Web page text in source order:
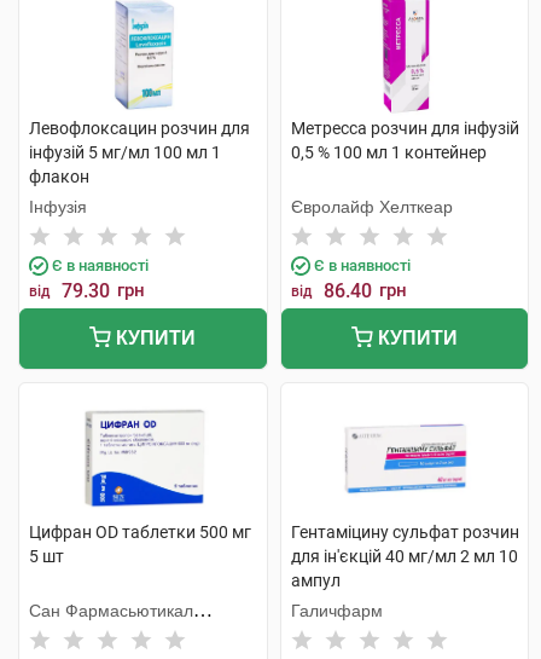
Левофлоксацин розчин для
інфузій 5 мг/мл 100 мл 1
флакон
Інфузія
Є в наявності
від 79.30 грн
КУПИТИ
Метресса розчин для інфузій
0,5 % 100 мл 1 контейнер
Євролайф Хелткеар
Є в наявності
від 86.40 грн
КУПИТИ
Цифран OD таблетки 500 мг
5 шт
Сан Фармасьютикал
Індастріз
Гентаміцину сульфат розчин
для ін'єкцій 40 мг/мл 2 мл 10
ампул
Галичфарм